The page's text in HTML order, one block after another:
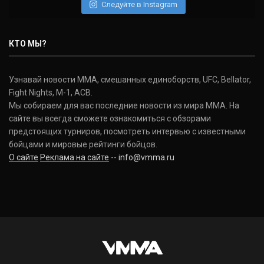
Donald Cerrone
(36-15-0, 1)
Исраэль Адесанья
Israel Adesanya
(19-0-0, 0)
Следуйте в Instagram
КТО МЫ?
Узнавай новости ММА, смешанных единоборств, UFC, Bellator,
Fight Nights, M-1, ACB.
Мы собираем для вас последние новости из мира ММА. На
сайте вы всегда сможете ознакомиться с обзорами
предстоящих турниров, посмотреть интервью с известными
бойцами и мировые рейтинги бойцов.
О сайте Реклама на сайте -- info@vmma.ru